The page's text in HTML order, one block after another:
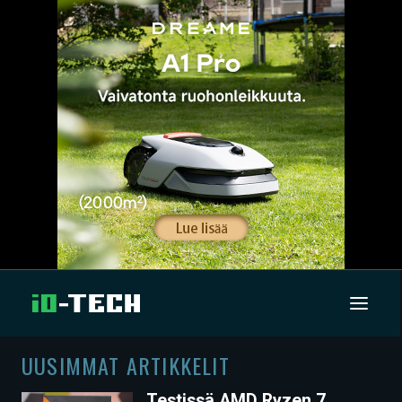
UUTISET
UUSIMMAT ARTIKKELIT